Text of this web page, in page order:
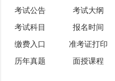
考试公告 考试大纲
考试科目 报名时间
缴费入口 准考证打印
历年真题 面授课程